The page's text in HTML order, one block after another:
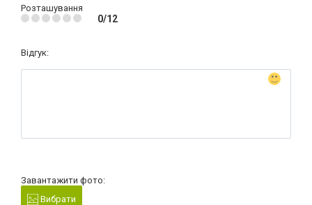
Розташування
0/12
Відгук:
Завантажити фото:
Вибрати